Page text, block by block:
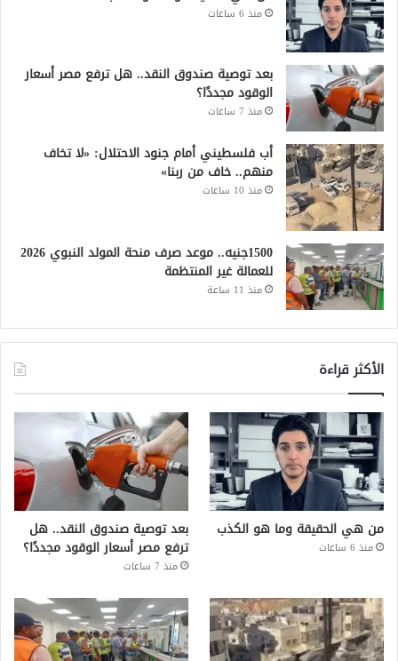
منذ 6 ساعات
بعد توصية صندوق النقد.. هل ترفع مصر أسعار
الوقود مجددًا؟
منذ 7 ساعات
أب فلسطيني أمام جنود الاحتلال: «لا تخاف
منهم.. خاف من ربنا»
منذ 10 ساعات
1500جنيه.. موعد صرف منحة المولد النبوي 2026
للعمالة غير المنتظمة
منذ 11 ساعة
الأكثر قراءة
من هي الحقيقة وما هو الكذب
منذ 6 ساعات
بعد توصية صندوق النقد.. هل
ترفع مصر أسعار الوقود مجددًا؟
منذ 7 ساعات